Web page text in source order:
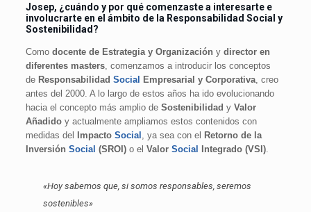
Josep, ¿cuándo y por qué comenzaste a interesarte e
involucrarte en el ámbito de la ResponsabilidadSocial y
Sostenibilidad?
Comodocente de Estrategia y Organización ydirector en
diferentes masters , comenzamos a introducir los conceptos
de ResponsabilidadSocial Empresarial y Corporativa , creo
antes del 2000. A lo largo de estos años ha ido evolucionando
hacia el concepto más amplio deSostenibilidad yValor
Añadido y actualmente ampliamos estos contenidos con
medidas del ImpactoSocial , ya sea con el Retorno de la
InversiónSocial (SROI) o elValorSocial Integrado (VSI)
«Hoy sabemos que, si somos responsables, seremos
sostenibles»